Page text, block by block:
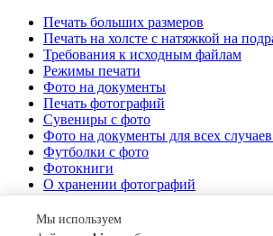
Мы используем
Печать больших размеров
Печать на холсте c натяжкой на
Требования к исходным файлам
Режимы печати
Фото на документы
Печать фотографий
Сувениры с фото
Фото на документы для всех
Футболки с фото
Фотокниги
О хранении фотографий
Стоимость услуг
О компании